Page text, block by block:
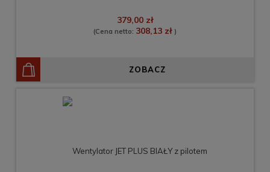
379,00 zł
(Cena netto: 308,13 zł )
ZOBACZ